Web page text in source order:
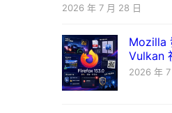
2026 年 7 月 28 日
Mozilla
Vulkan
2026 年